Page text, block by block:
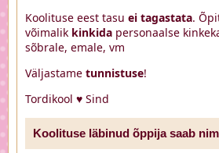
Koolituse eest tasu ei tagastata.
võimalik kinkida personaalse
sõbrale, emale, vm
Väljastame tunnistuse!
Tordikool ♥ Sind
Koolituse läbinud õppija saab